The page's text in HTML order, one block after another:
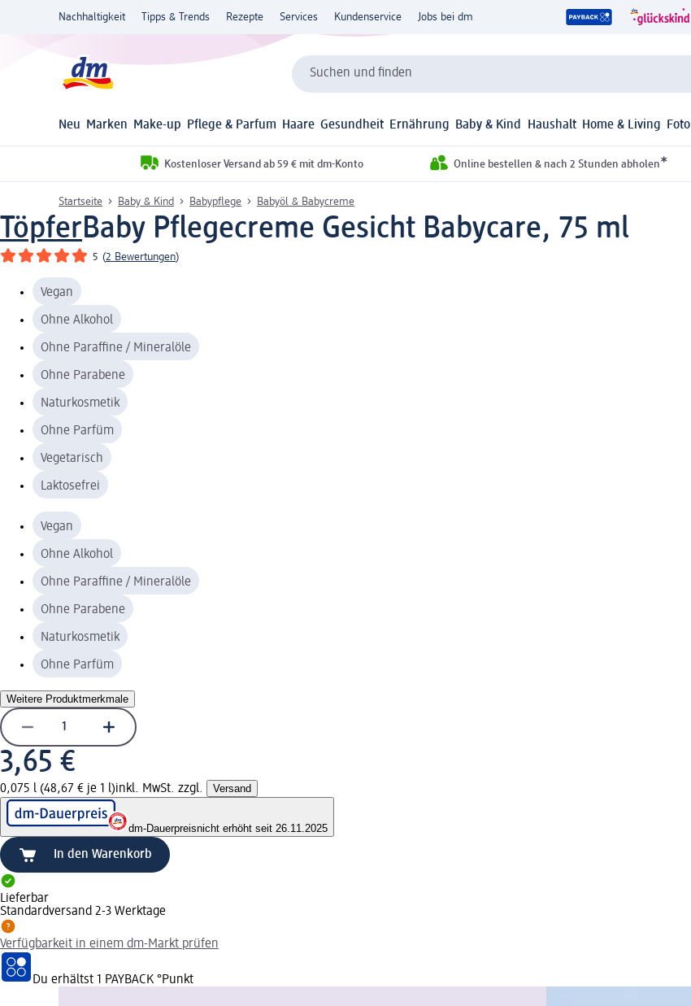
Nachhaltigkeit Tipps & Trends Rezepte Services Kundenservice Jobs bei dm
Suchen und finden
Neu Marken Make-up Pflege & Parfum Haare Gesundheit Ernährung Baby & Kind Haushalt Home & Living Foto
Kostenloser Versand ab 59 € mit dm-Konto Online bestellen & nach 2 Stunden abholen*
Startseite Baby & Kind Babypflege Babyöl & Babycreme
TöpferBaby Pflegecreme Gesicht Babycare, 75 ml
5 (2 Bewertungen)
Vegan
Ohne Alkohol
Ohne Paraffine / Mineralöle
Ohne Parabene
Naturkosmetik
Ohne Parfüm
Vegetarisch
Laktosefrei
Vegan
Ohne Alkohol
Ohne Paraffine / Mineralöle
Ohne Parabene
Naturkosmetik
Ohne Parfüm
Weitere Produktmerkmale
3,65 €
0,075 l (48,67 € je 1 l)inkl. MwSt. zzgl. Versand
dm-Dauerpreisnicht erhöht seit 26.11.2025
In den Warenkorb
Lieferbar
Standardversand 2-3 Werktage
Verfügbarkeit in einem dm-Markt prüfen
Du erhältst 1 PAYBACK °Punkt